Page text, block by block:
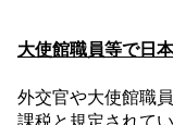
大使館職員等で日
外交官や大使館職